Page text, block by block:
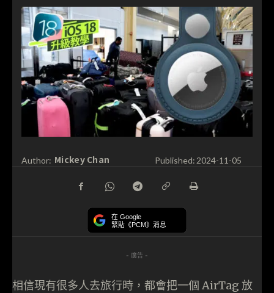
Author: Mickey Chan Published: 2024-11-05
在 Google
緊貼《PCM》消息
- 廣告 -
相信現有很多人去旅行時，都會把一個 AirTag 放